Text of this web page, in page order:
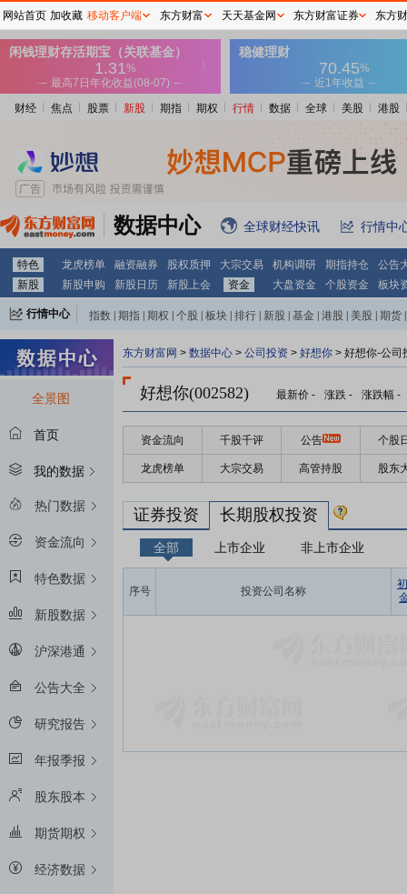
财经 焦点 股票 新股 期指 期权 行情 数据 全球 美股 港股
数据中心 全球财经快讯 行情中
特色 龙虎榜单 融资融券 股权质押 大宗交易 机构调研 期指持仓
公告
新股
新股申购 新股日历 新股上会 资金 大盘资金 个股资金 板块
行情中心 指数 期指 期权 个股 板块 排行 新股 基金 港股 美股 期货
全景图
首页
我的数据
热门数据
资金流向
特色数据
新股数据
沪深港通
公告大全
研究报告
年报季报
股东股本
期货期权
经济数据
东方财富网 > 数据中心 > 公司投资 > 好想你 > 好想你-公司
好想你(002582) 最新价 - 涨跌 - 涨跌幅 -
资金流向 千股千评 公告 个股
龙虎榜单 大宗交易 高管持股 股东
证券投资 长期股权投资
全部 上市企业 非上市企业
序号 投资公司名称
网站首页 加收藏 移动客户端 东方财富 天天基金网 东方财富证券 东方